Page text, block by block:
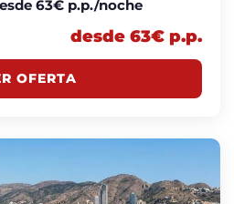
63€ p.p./noche
desde 63€ p.p.
OFERTA